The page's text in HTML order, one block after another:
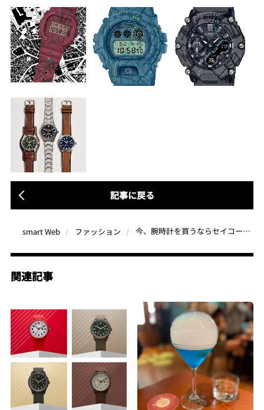
記事に戻る
smart Web ファッション 今、腕時計を買うならセイコー5スポーツ、G-SHOCK、フォッシル！編集部がいま注目する腕時計3選
関連記事